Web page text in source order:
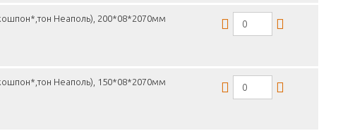
Неаполь), 200*08*2070мм
Неаполь), 150*08*2070мм